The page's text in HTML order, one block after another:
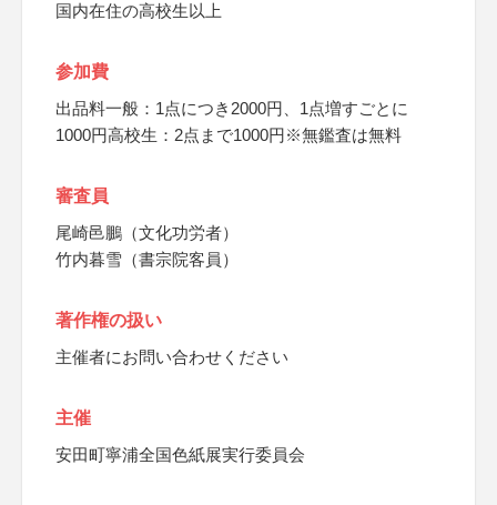
国内在住の高校生以上
参加費
出品料一般：1点につき2000円、1点増すごとに
1000円高校生：2点まで1000円※無鑑査は無料
審査員
尾崎邑鵬（文化功労者）
竹内暮雪（書宗院客員）
著作権の扱い
主催者にお問い合わせください
主催
安田町寧浦全国色紙展実行委員会